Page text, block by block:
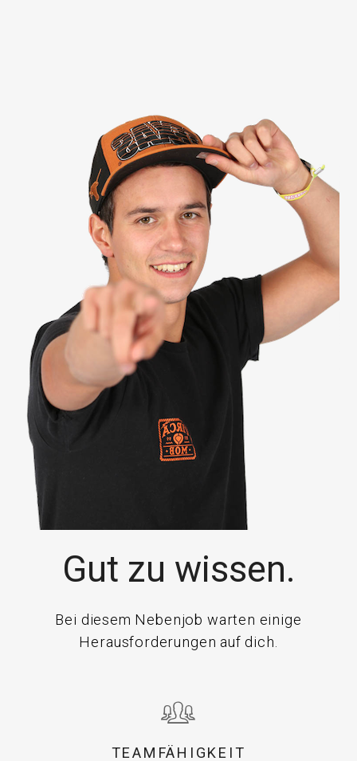
Gut zu wissen.
Bei diesem Nebenjob warten einige
Herausforderungen auf dich.
TEAMFÄHIGKEIT